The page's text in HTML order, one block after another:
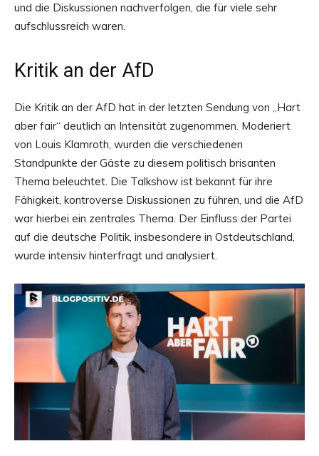
und die Diskussionen nachverfolgen, die für viele sehr
aufschlussreich waren.
Kritik an der AfD
Die Kritik an der AfD hat in der letzten Sendung von „Hart
aber fair“ deutlich an Intensität zugenommen. Moderiert
von Louis Klamroth, wurden die verschiedenen
Standpunkte der Gäste zu diesem politisch brisanten
Thema beleuchtet. Die Talkshow ist bekannt für ihre
Fähigkeit, kontroverse Diskussionen zu führen, und die AfD
war hierbei ein zentrales Thema. Der Einfluss der Partei
auf die deutsche Politik, insbesondere in Ostdeutschland,
wurde intensiv hinterfragt und analysiert.